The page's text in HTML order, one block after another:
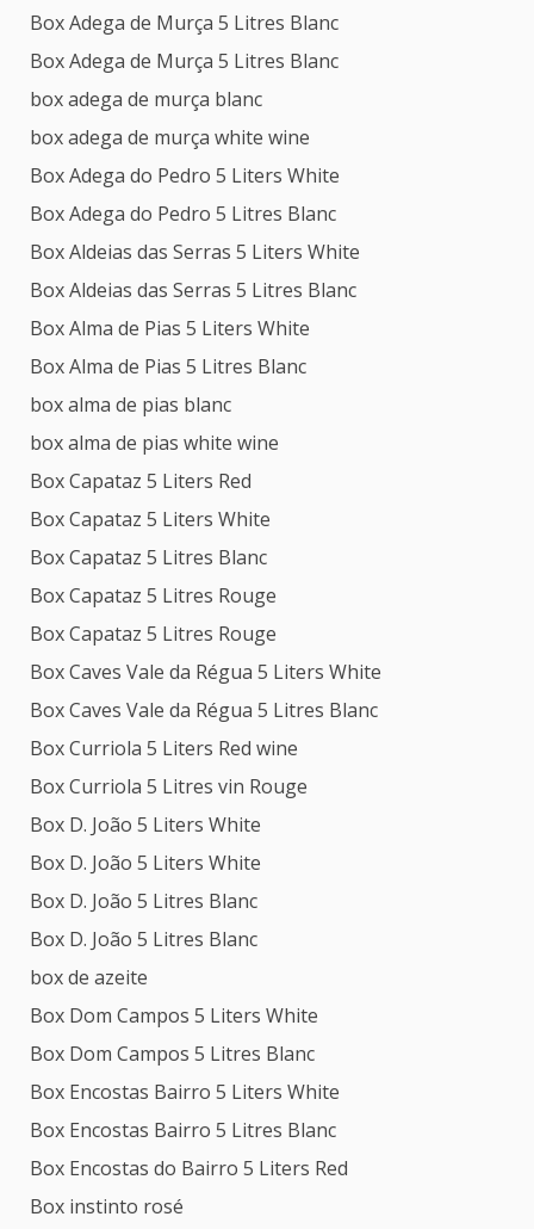
Box Adega de Murça 5 Litres Blanc
Box Adega de Murça 5 Litres Blanc
box adega de murça blanc
box adega de murça white wine
Box Adega do Pedro 5 Liters White
Box Adega do Pedro 5 Litres Blanc
Box Aldeias das Serras 5 Liters White
Box Aldeias das Serras 5 Litres Blanc
Box Alma de Pias 5 Liters White
Box Alma de Pias 5 Litres Blanc
box alma de pias blanc
box alma de pias white wine
Box Capataz 5 Liters Red
Box Capataz 5 Liters White
Box Capataz 5 Litres Blanc
Box Capataz 5 Litres Rouge
Box Capataz 5 Litres Rouge
Box Caves Vale da Régua 5 Liters White
Box Caves Vale da Régua 5 Litres Blanc
Box Curriola 5 Liters Red wine
Box Curriola 5 Litres vin Rouge
Box D. João 5 Liters White
Box D. João 5 Liters White
Box D. João 5 Litres Blanc
Box D. João 5 Litres Blanc
box de azeite
Box Dom Campos 5 Liters White
Box Dom Campos 5 Litres Blanc
Box Encostas Bairro 5 Liters White
Box Encostas Bairro 5 Litres Blanc
Box Encostas do Bairro 5 Liters Red
Box instinto rosé